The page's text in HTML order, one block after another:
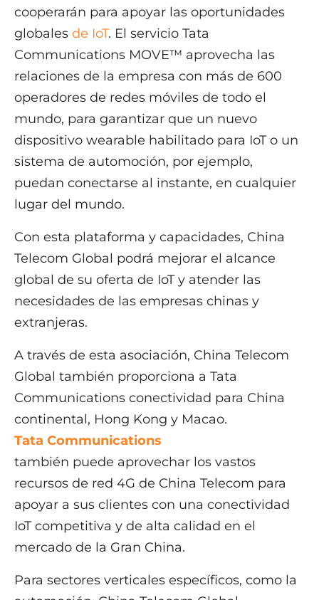
cooperarán para apoyar las oportunidades
globales de IoT. El servicio Tata
Communications MOVE™ aprovecha las
relaciones de la empresa con más de 600
operadores de redes móviles de todo el
mundo, para garantizar que un nuevo
dispositivo wearable habilitado para IoT o un
sistema de automoción, por ejemplo,
puedan conectarse al instante, en cualquier
lugar del mundo.
Con esta plataforma y capacidades, China
Telecom Global podrá mejorar el alcance
global de su oferta de IoT y atender las
necesidades de las empresas chinas y
extranjeras.
A través de esta asociación, China Telecom
Global también proporciona a Tata
Communications conectividad para China
continental, Hong Kong y Macao.
Tata Communications
también puede aprovechar los vastos
recursos de red 4G de China Telecom para
apoyar a sus clientes con una conectividad
IoT competitiva y de alta calidad en el
mercado de la Gran China.
Para sectores verticales específicos, como la